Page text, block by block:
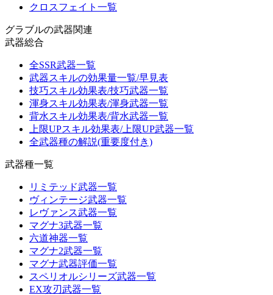
クロスフェイト一覧
グラブルの武器関連
武器総合
全SSR武器一覧
武器スキルの効果量一覧/早見表
技巧スキル効果表/技巧武器一覧
渾身スキル効果表/渾身武器一覧
背水スキル効果表/背水武器一覧
上限UPスキル効果表/上限UP武器一覧
全武器種の解説(重要度付き)
武器種一覧
リミテッド武器一覧
ヴィンテージ武器一覧
レヴァンス武器一覧
マグナ3武器一覧
六道神器一覧
マグナ2武器一覧
マグナ武器評価一覧
スペリオルシリーズ武器一覧
EX攻刃武器一覧